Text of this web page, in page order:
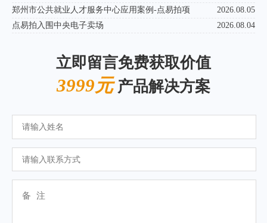
郑州市公共就业人才服务中心应用案例-点易拍项
2026.08.05
点易拍入围中央电子卖场
2026.08.04
立即留言免费获取价值
3999元产品解决方案